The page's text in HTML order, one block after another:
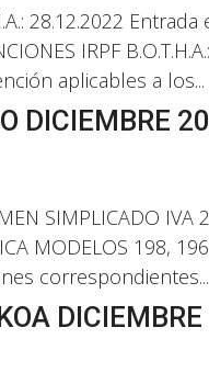
28.12.2022
IRPF
aplicables a los...
DICIEMBRE
SIMPLICADO
MODELOS 198,
correspondientes...